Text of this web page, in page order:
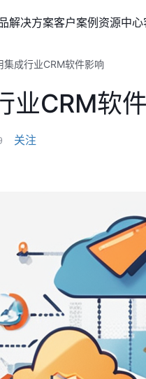
解决方案客户案例资源中心
集成行业CRM软件影响
业CRM软
关注